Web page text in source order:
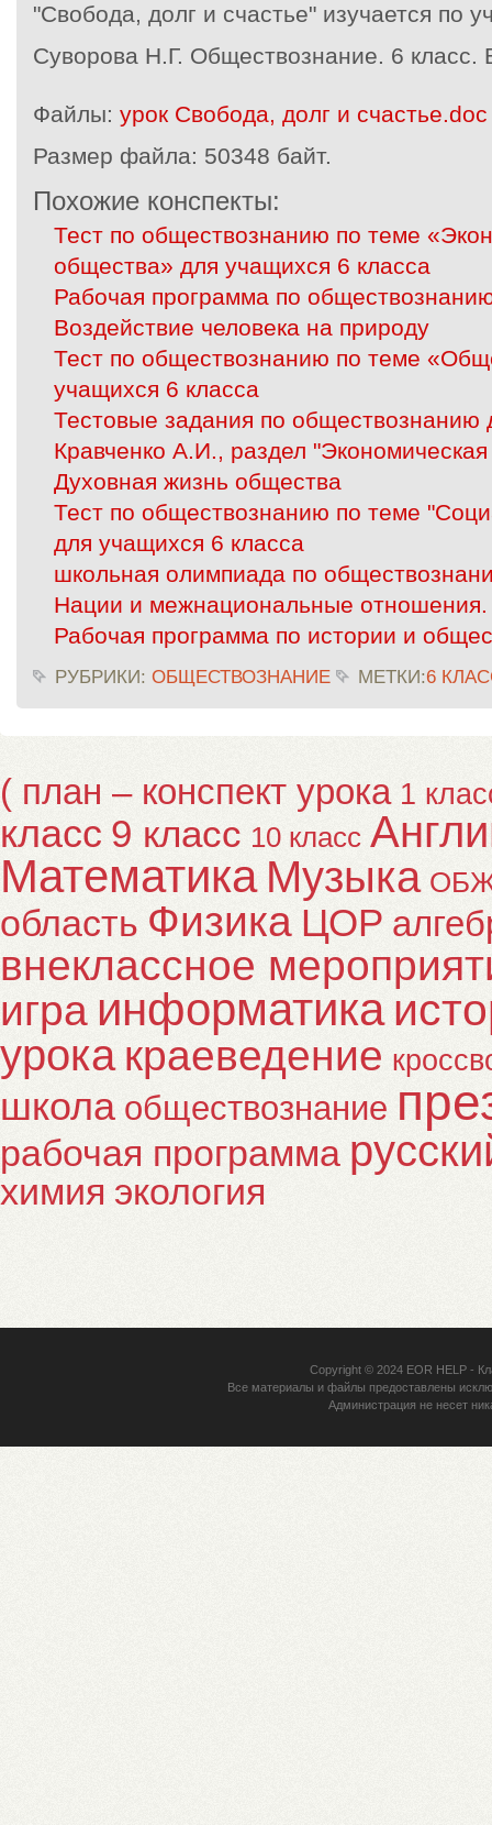
"Свобода, долг и счастье" изучается по
Суворова Н.Г. Обществознание. 6 класс.
Файлы: урок Свобода, долг и счастье.doc
Размер файла: 50348 байт.
Похожие конспекты:
Тест по обществознанию по теме
общества» для учащихся 6 класса
Рабочая программа по
Воздействие человека на природу
Тест по обществознанию по теме
учащихся 6 класса
Тестовые задания по обществознанию
Кравченко А.И., раздел
Духовная жизнь общества
Тест по обществознанию по теме
для учащихся 6 класса
школьная олимпиада по
Нации и межнациональные отношения.
Рабочая программа по истории и
РУБРИКИ: ОБЩЕСТВОЗНАНИЕ МЕТКИ:6
( план – конспект урока 1
класс 9 класс 10 класс
Математика Музыка
область Физика ЦОР
внеклассное
игра информатика
урока краеведение
школа обществознание
рабочая программа
химия экология
Copyright © 2024 EOR HELP-
Все материалы и файлы предоставлены
Администрация не несет